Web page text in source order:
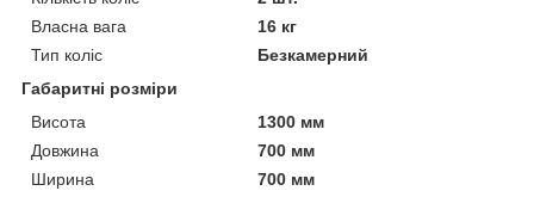
Власна вага
16 кг
Тип коліс
Безкамерний
Габаритні розміри
Висота
1300 мм
Довжина
700 мм
Ширина
700 мм